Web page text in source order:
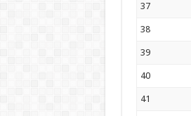
37
38
39
40
41